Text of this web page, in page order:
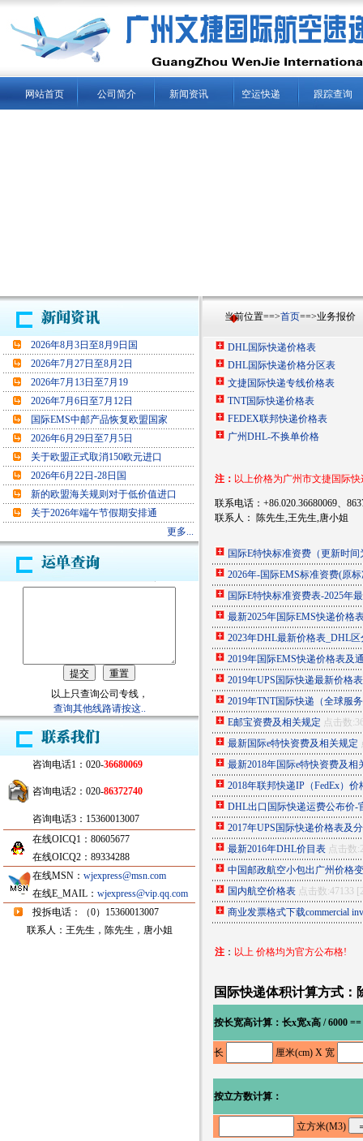
网站首页 公司简介 新闻资讯 空运快递 跟踪查询
2026年8月3日至8月9日国
2026年7月27日至8月2日
2026年7月13日至7月19
2026年7月6日至7月12日
国际EMS中邮产品恢复欧盟国家
2026年6月29日至7月5日
关于欧盟正式取消150欧元进口
2026年6月22日-28日国
新的欧盟海关规则对于低价值进口
关于2026年端午节假期安排通
更多...
以上只查询公司专线，
查询其他线路请按这..
咨询电话1：020-36680069
咨询电话2：020-86372740
咨询电话3：15360013007
在线OICQ1：80605677
在线OICQ2：89334288
在线MSN： wjexpress@msn.com
在线E_MAIL： wjexpress@vip.qq.com
投拆电话：（0）15360013007
联系人：王先生，陈先生，唐小姐
当前位置==>首页==>业务报价
DHL国际快递价格表
DHL国际快递价格分区表
文捷国际快递专线价格表
TNT国际快递价格表
FEDEX联邦快递价格表
广州DHL-不换单价格
注： 以上价格为广州市文捷国际
联系电话：+86.020.36680069、
联系人： 陈先生,王先生,唐小姐
国际E特快标准资费（更新时间
2026年-国际EMS标准资费(原
国际E特快标准资费表-2025年
最新2025年国际EMS快递价格
2023年DHL最新价格表_DHL
2019年国际EMS快递价格表及
2019年UPS国际快递最新价格
2019年TNT国际快递（全球服
E邮宝资费及相关规定 点击数
最新国际e特快资费及相关规定
最新2018年国际e特快资费及相
2018年联邦快递IP（FedEx）价
DHL出口国际快递运费公布价-
2017年UPS国际快递价格表及
最新2016年DHL价目表 点击数
中国邮政航空小包出广州价格
国内航空价格表 点击数:47133
商业发票格式下载commercial
注： 以上 价格均为官方公布格!
国际快递体积计算方式：
按长宽高计算：长x宽x高 / 6000
长 厘米(cm) X 宽
按立方数计算：
立方米(M3)